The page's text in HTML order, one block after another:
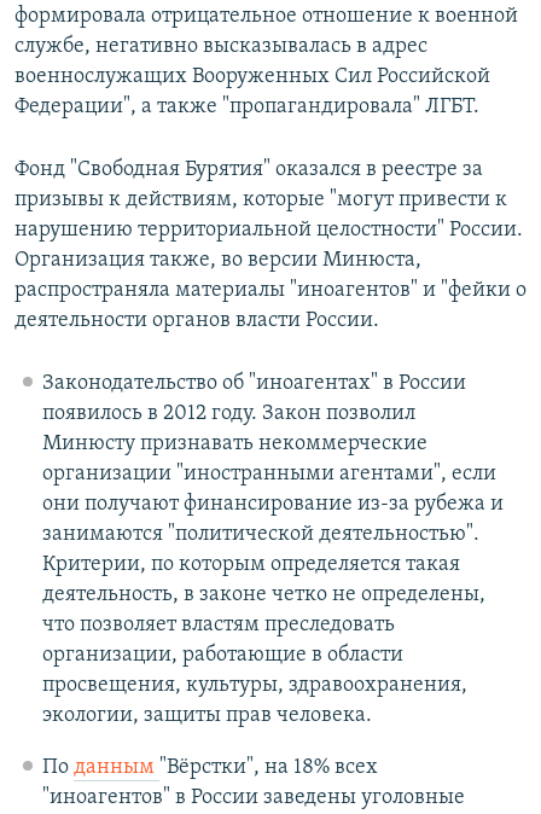
формировала отрицательное отношение к военной
службе, негативно высказывалась в адрес
военнослужащих Вооруженных Сил Российской
Федерации", а также "пропагандировала" ЛГБТ.
Фонд "Свободная Бурятия" оказался в реестре за
призывы к действиям, которые "могут привести к
нарушению территориальной целостности" России.
Организация также, во версии Минюста,
распространяла материалы "иноагентов" и "фейки о
деятельности органов власти России.
Законодательство об "иноагентах" в России
появилось в 2012 году. Закон позволил
Минюсту признавать некоммерческие
организации "иностранными агентами", если
они получают финансирование из-за рубежа и
занимаются "политической деятельностью".
Критерии, по которым определяется такая
деятельность, в законе четко не определены,
что позволяет властям преследовать
организации, работающие в области
просвещения, культуры, здравоохранения,
экологии, защиты прав человека.
По данным "Вёрстки", на 18% всех
"иноагентов" в России заведены уголовные